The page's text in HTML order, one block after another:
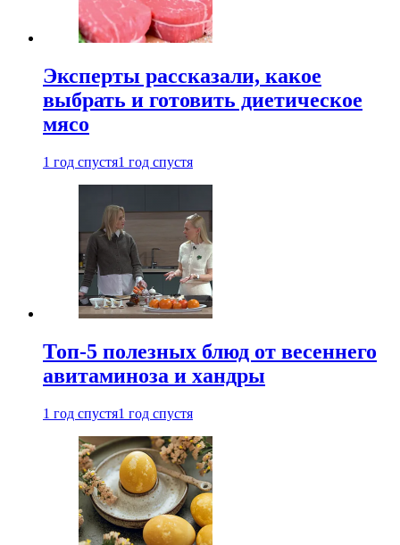
Эксперты рассказали, какое
выбрать и готовить диетическое
мясо
1 год спустя1 год спустя
Топ-5 полезных блюд от весеннего
авитаминоза и хандры
1 год спустя1 год спустя